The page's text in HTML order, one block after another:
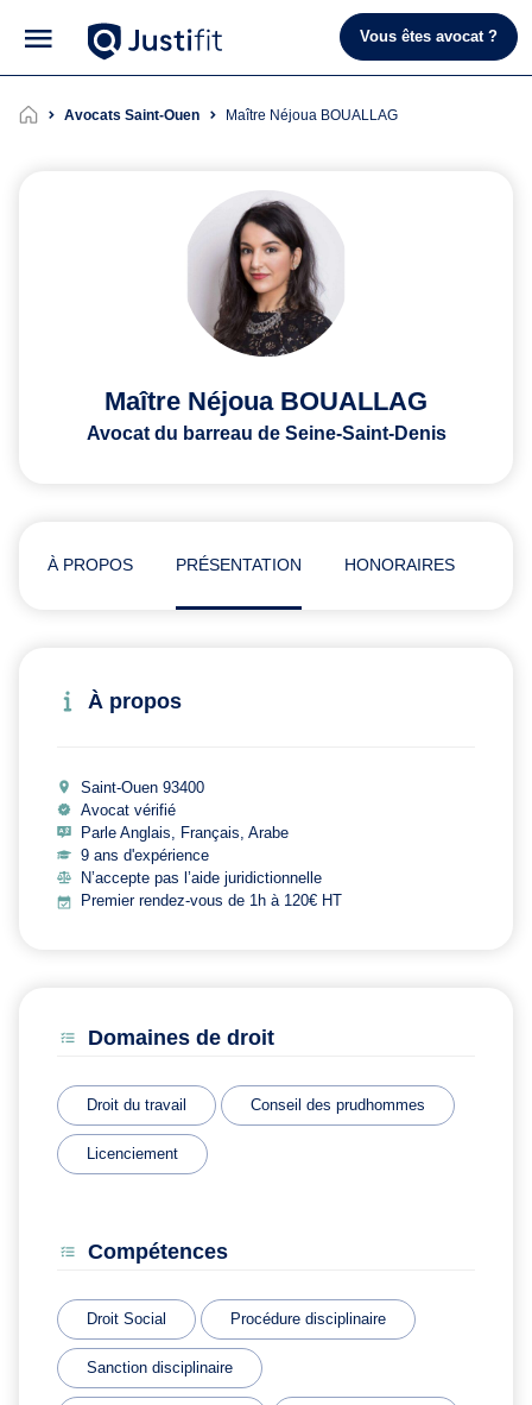
Vous êtes avocat ?
Avocats Saint-Ouen Maître Néjoua BOUALLAG
Maître Néjoua BOUALLAG
Avocat du barreau de Seine-Saint-Denis
À PROPOS PRÉSENTATION HONORAIRES
À propos
Saint-Ouen 93400
Avocat vérifié
Parle Anglais, Français, Arabe
9 ans d'expérience
N’accepte pas l’aide juridictionnelle
Premier rendez-vous de 1h à 120€ HT
Domaines de droit
Droit du travail Conseil des prudhommes
Licenciement
Compétences
Droit Social Procédure disciplinaire
Sanction disciplinaire